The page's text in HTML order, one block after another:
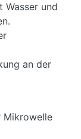
Wasser und
an der
Mikrowelle